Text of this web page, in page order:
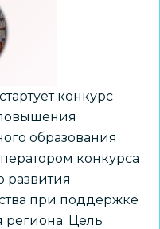
конкурс
образования
конкурса
развития
при поддержке
региона. Цель